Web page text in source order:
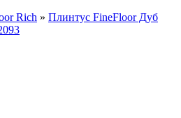
Rich » Плинтус FineFloor Дуб